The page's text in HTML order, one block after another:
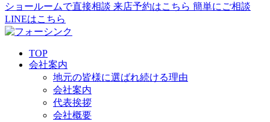
ショールームで直接相談 来店予約はこちら 簡単にご相談
LINEはこちら
TOP
会社案内
地元の皆様に選ばれ続ける理由
会社案内
代表挨拶
会社概要